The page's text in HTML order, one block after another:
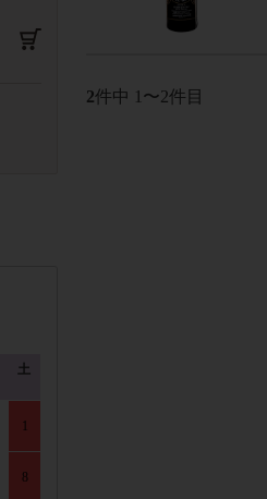
2件中 1〜2件目
土
1
8